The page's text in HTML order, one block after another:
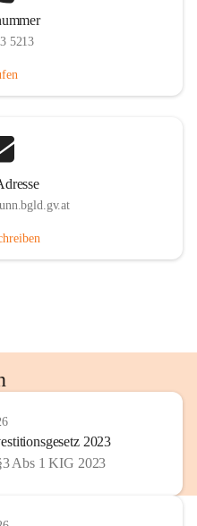
5213
2023
Abs 1 KIG 2023